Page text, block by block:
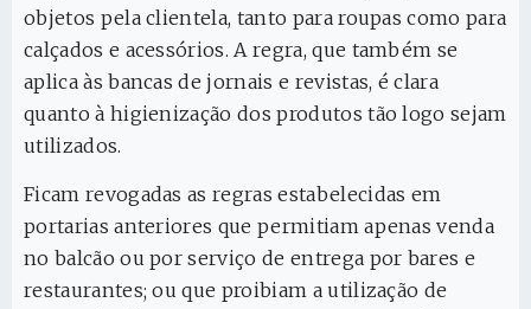
objetos pela clientela, tanto para roupas como para
calçados e acessórios. A regra, que também se
aplica às bancas de jornais e revistas, é clara
quanto à higienização dos produtos tão logo sejam
utilizados.
Ficam revogadas as regras estabelecidas em
portarias anteriores que permitiam apenas venda
no balcão ou por serviço de entrega por bares e
restaurantes; ou que proibiam a utilização de